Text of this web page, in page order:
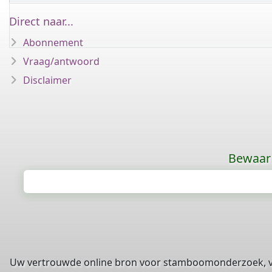
Direct naar...
Abonnement
Vraag/antwoord
Disclaimer
Uw vertrouwde online bron voor